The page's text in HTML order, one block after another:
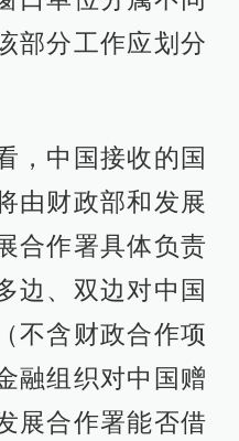
部分工作应划分
，中国接收的国
由财政部和发展
合作署具体负责
边、双边对中国
不含财政合作项
融组织对中国赠
展合作署能否借